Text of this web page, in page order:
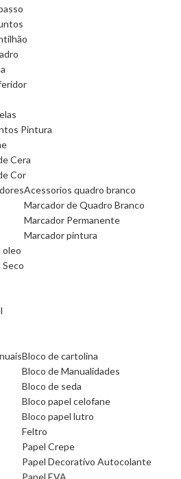
Pintura
Cera
Cor
Acessorios quadro branco
Marcador de Quadro Branco
Marcador Permanente
Marcador pintura
oleo
Seco
Bloco de cartolina
Bloco de Manualidades
Bloco de seda
Bloco papel celofane
Bloco papel lutro
Feltro
Papel Crepe
Papel Decorativo Autocolante